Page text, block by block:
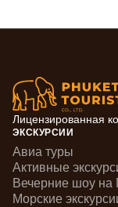
Лицензированная
ЭКСКУРСИИ
Авиа туры
Активные
Вечерние шоу на
Морские